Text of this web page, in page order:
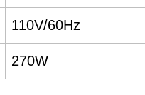
110V/60Hz
270W